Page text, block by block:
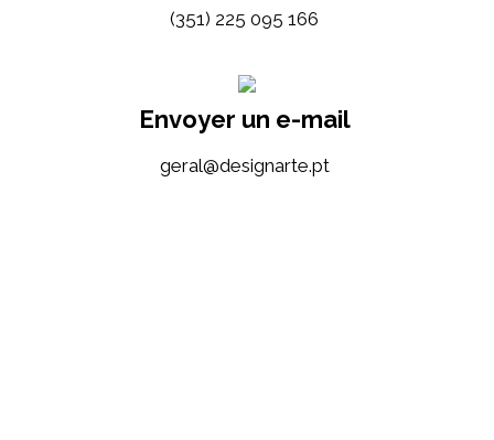
(351) 225 095 166
Envoyer un e-mail
tp.etrangised@lareg